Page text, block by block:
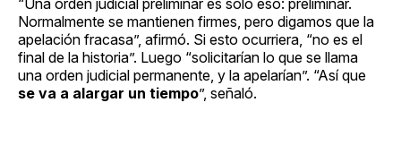
Normalmente se mantienen firmes, pero digamos que la
apelación fracasa”, afirmó. Si esto ocurriera, “no es el
final de la historia”. Luego “solicitarían lo que se llama
una orden judicial permanente, y la apelarían”. “Así que
se va a alargar un tiempo”, señaló.